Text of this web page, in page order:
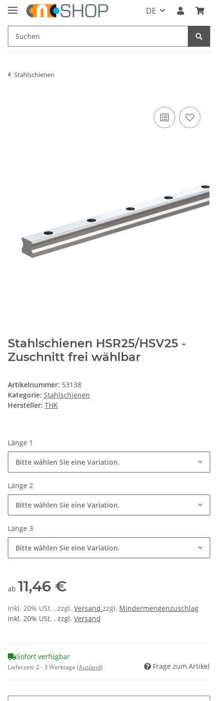
DE
Stahlschienen
Stahlschienen HSR25/HSV25 -
Zuschnitt frei wählbar
Artikelnummer: 53138
Kategorie: Stahlschienen
Hersteller: THK
Länge 1
Bitte wählen Sie eine Variation.
Länge 2
Bitte wählen Sie eine Variation.
Länge 3
Bitte wählen Sie eine Variation.
ab 11,46 €
inkl. 20% USt. , zzgl. Versand zzgl. Mindermengenzuschlag
inkl. 20% USt. , zzgl. Versand
Sofort verfügbar
Lieferzeit:2 - 3 Werktage (Ausland) Frage zum Artikel